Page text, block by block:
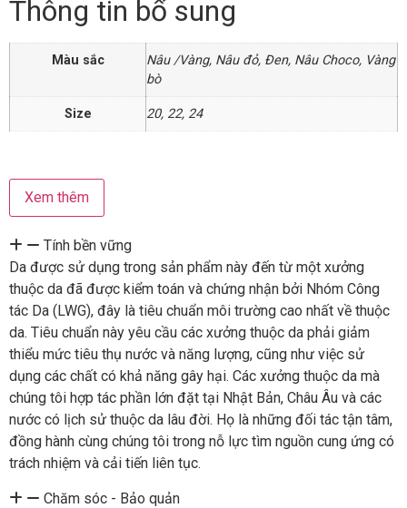
Thông tin bổ sung
Màu sắc Nâu /Vàng, Nâu đỏ, Đen, Nâu Choco, Vàng
bò
Size 20, 22, 24
Xem thêm
Tính bền vững
Da được sử dụng trong sản phẩm này đến từ một xưởng
thuộc da đã được kiểm toán và chứng nhận bởi Nhóm Công
tác Da (LWG), đây là tiêu chuẩn môi trường cao nhất về thuộc
da. Tiêu chuẩn này yêu cầu các xưởng thuộc da phải giảm
thiểu mức tiêu thụ nước và năng lượng, cũng như việc sử
dụng các chất có khả năng gây hại. Các xưởng thuộc da mà
chúng tôi hợp tác phần lớn đặt tại Nhật Bản, Châu Âu và các
nước có lịch sử thuộc da lâu đời. Họ là những đối tác tận tâm,
đồng hành cùng chúng tôi trong nỗ lực tìm nguồn cung ứng có
trách nhiệm và cải tiến liên tục.
Chăm sóc - Bảo quản